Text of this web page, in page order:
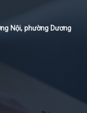
Nội, phường Dương